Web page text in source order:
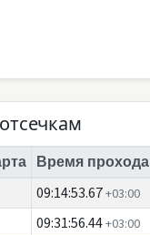
Время прохода
09:14:53.67+03:00
09:31:56.44+03:00